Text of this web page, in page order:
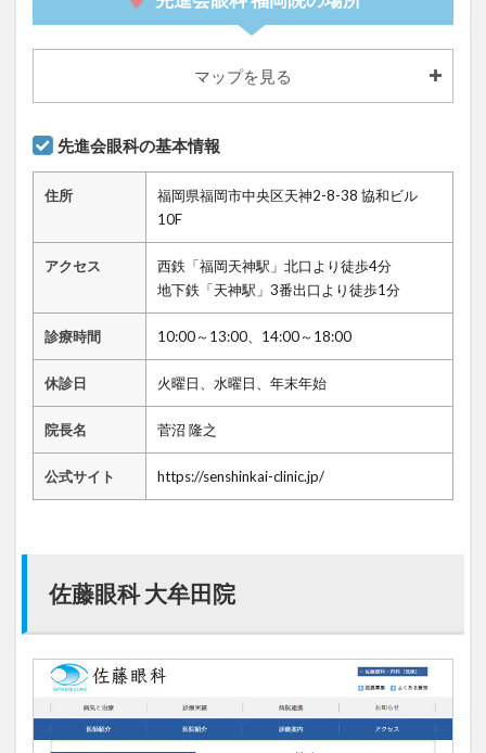
マップを見る
先進会眼科の基本情報
住所
福岡県福岡市中央区天神2-8-38 協和ビル
10F
アクセス
西鉄「福岡天神駅」北口より徒歩4分
地下鉄「天神駅」3番出口より徒歩1分
診療時間 10:00～13:00、14:00～18:00
休診日 火曜日、水曜日、年末年始
院長名 菅沼 隆之
公式サイト https://senshinkai-clinic.jp/
佐藤眼科 大牟田院